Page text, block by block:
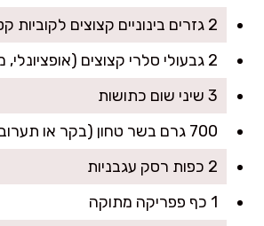
2 גזרים בינוניים קצוצים לקוביות קטנות
2 גבעולי סלרי קצוצים (אופציונלי, מוסיף רענן)
3 שיני שום כתושות
700 גרם בשר טחון (בקר או תערובת בקר-טלה)
2 כפות רסק עגבניות
1 כף פפריקה מתוקה